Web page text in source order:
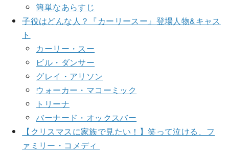
簡単なあらすじ
子役はどんな人？『カーリースー』登場人物&キャス
ト
カーリー・スー
ビル・ダンサー
グレイ・アリソン
ウォーカー・マコーミック
トリーナ
バーナード・オックスバー
【クリスマスに家族で見たい！】笑って泣ける、フ
ァミリー・コメディ